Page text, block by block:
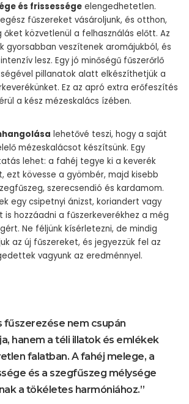
és frissessége elengedhetetlen.
fűszereket vásároljunk, és otthon,
őket közvetlenül a felhasználás előtt. Az
gyorsabban veszítenek aromájukból, és
lesz. Egy jó minőségű fűszerőrlő
pillanatok alatt elkészíthetjük a
Ez az apró extra erőfeszítés
a kész mézeskalács ízében.
lehetővé teszi, hogy a saját
mézeskalácsot készítsünk. Egy
lehet: a fahéj tegye ki a keverék
ezt kövesse a gyömbér, majd kisebb
szerecsendió és kardamom.
egy csipetnyi ánizst, koriandert vagy
hozzáadni a fűszerkeverékhez a még
Ne féljünk kísérletezni, de mindig
az új fűszereket, és jegyezzük fel az
vagyunk az eredménnyel.
fűszerezése nem csupán
hanem a téli illatok és emlékek
falatban. A fahéj melege, a
és a szegfűszeg mélysége
a tökéletes harmóniához.”